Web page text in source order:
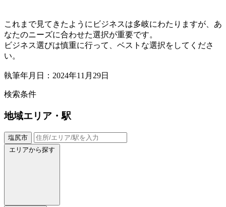
これまで見てきたようにビジネスは多岐にわたりますが、あ
なたのニーズに合わせた選択が重要です。
ビジネス選びは慎重に行って、ベストな選択をしてくださ
い。
執筆年月日：2024年11月29日
検索条件
地域エリア・駅
塩尻市
エリアから探す